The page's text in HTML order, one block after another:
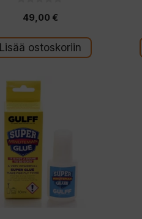
s
t
ä
49,00 €
Lisää ostoskoriin